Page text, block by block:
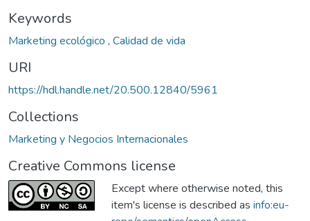
Keywords
Marketing ecológico , Calidad de vida
URI
https://hdl.handle.net/20.500.12840/5961
Collections
Marketing y Negocios Internacionales
Creative Commons license
Except where otherwise noted, this
item's license is described as info:eu-